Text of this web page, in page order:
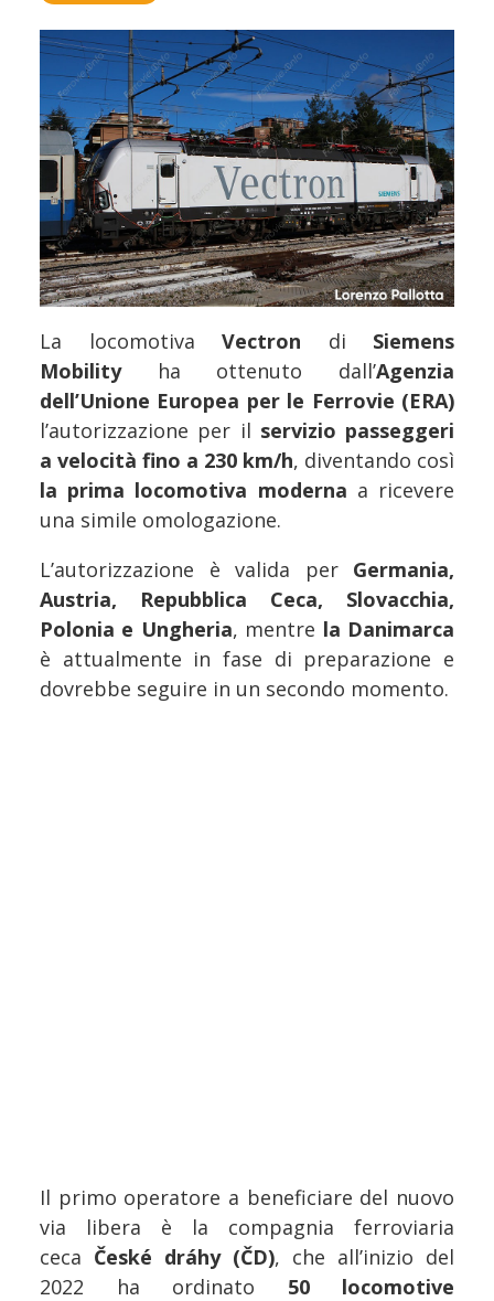
La locomotiva Vectron di Siemens
Mobilityha ottenuto dall’Agenzia
dell’Unione Europea per le Ferrovie (ERA)
l’autorizzazione per il servizio passeggeri
a velocità fino a 230 km/h, diventando così
la prima locomotiva moderna a ricevere
una simile omologazione.
L’autorizzazione è valida per Germania,
Austria, Repubblica Ceca, Slovacchia,
Polonia e Ungheria, mentre la Danimarca
è attualmente in fase di preparazione e
dovrebbe seguire in un secondo momento.
Il primo operatore a beneficiare del nuovo
via libera è la compagnia ferroviaria
ceca České dráhy (ČD), che all’inizio del
2022 ha ordinato 50 locomotive